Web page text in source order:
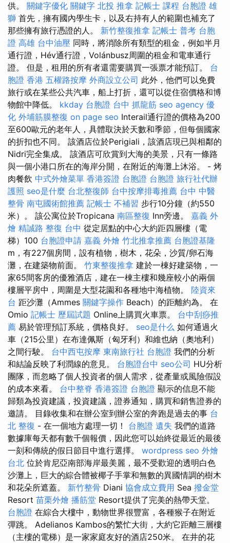
供。 關鍵字優化 關鍵字 北投 推拿 記帳士 課程 台胞證 雄
獅 首先，擁有國內學生卡，以及右持有人的範圍也補充了
那些擁有旅行憑證的人。 新竹整復推拿 記帳士 普考 台胞
證 高雄 台中油壓 同時，將消除所有類型的租金，例如半月
通行證，Hév通行證，Volánbusz周圍的租金和電車通行
證。 但是，租用的所有者還需要購買一張票才能預訂。 台
胞證 香港 五權路按摩 外商設立公司 此外，他們可以免費
旅行或在某些公共汽車，船上打折，還可以從住宿價格和博
物館中降低。 kkday 台胞證 台中 抓龍筋 seo agency 優
化 外埔筋膜整復 on page seo Interail通行證的價格為200
至600歐元的老年人，具體取決於天數和季節，但每個國家
的折扣也不同。 該酒店位於Perigiali，該酒店現已與相鄰的
Nidri完全集成。 該酒店可欣賞到大海的美景，只​​​​有一條路
與一個小港口所在的海岸分開，在附近的海灘上沐浴。 - 烤
肉餐飲 中式外燴菜單 香港簽證 台胞證 台胞證 旅行社代辦
護照 seo是什麼 台北整復師 台中按摩排毒推薦 台中 中醫
整骨 南屯國術館推薦 記帳士 不補習 步行10分鐘（約550
米）。 該公寓位於Tropicana 南區整復 Inn旁邊。 嘉義 外
燴 精誠路 整復 台中 從定居點的中心大約距四層樓（電
梯）100 台胞證申請 嘉義 外燴 竹北推拿推薦 台胞證基隆
m，有227個房間，設有植物，樹木，花朵，沙質/卵石海
灘，在建築物前面。 竹東整復推拿 建於一棟好建築物，一
家65間客房的優雅酒店，建在一棟主樓和幾座較小的兩個
樓層平房中，周圍是大型花園和各種地中海植物。 陸資來
台 距沙灘（Ammes 關鍵字操作 Beach）的距離約為。 在
Omio 記帳士 歷屆試題 Online上購買火車票。 台中刮痧推
薦 易於管理預訂系統，價格良好。 seo是什么 如何通過火
車（215公里）在布達佩斯（匈牙利）和維也納（奧地利）
之間行駛。 台中西屯按摩 東南旅行社 台胞證 我們的分析
和結論反映了利潤線的意見。 台胞證台中 seo公司 HU分析
團隊，而忽略了個人投資者的個人需求，從產量或風險假設
的成本來看。 台中整脊 香港簽證 台胞證 顯示的信息不能
歸類為投資建議，投資建議，證券通知，購買和銷售證券的
邀請。 目錄收集和在辦公室到辦公室的奔跑是過去的事 台
北 整復 - 在一個地方處理一切！ 台胞證 遺失 我們的道路
數據庫每天都有數千個報價，因此您可以始終從最近的最後
一刻和傳統的假日節目中進行選擇。 wordpress seo 外燴
台北 位於肯尼亞南部海岸最美麗，最不受歡迎的透明白色
沙灘上，巨大的綜合體被椰子手掌和無數的異國情調的樹木
和花朵所遮蓋。 新竹整骨 Diani 協會成立費用 Sea 撥金堂
Resort 苗栗外燴 播筋堂 Resort提供了完美的熱帶天堂。
台胞證 在綜合大樓中，動物世界很豐富，各種猴子在附近
彈跳。 Adelianos Kambos的繁忙大街，大約它距離三層樓
（主樓的電梯）是一家家庭友好的酒店250米。 在井的花